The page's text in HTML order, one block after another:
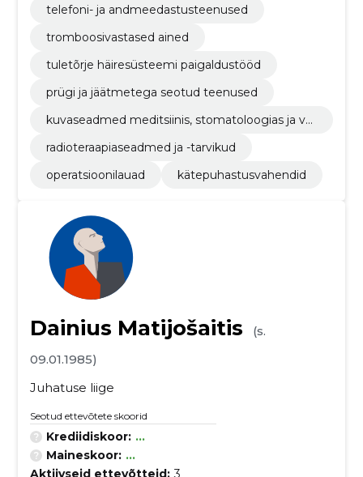
telefoni- ja andmeedastusteenused
tromboosivastased ained
tuletõrje häiresüsteemi paigaldustööd
prügi ja jäätmetega seotud teenused
kuvaseadmed meditsiinis, stomatoloogias ja ve
radioteraapiaseadmed ja -tarvikud
operatsioonilauad
kätepuhastusvahendid
Dainius Matijošaitis
(s.
09.01.1985)
Juhatuse liige
Seotud ettevõtete skoorid
Krediidiskoor: ...
Maineskoor: ...
Aktiivseid ettevõtteid: 3